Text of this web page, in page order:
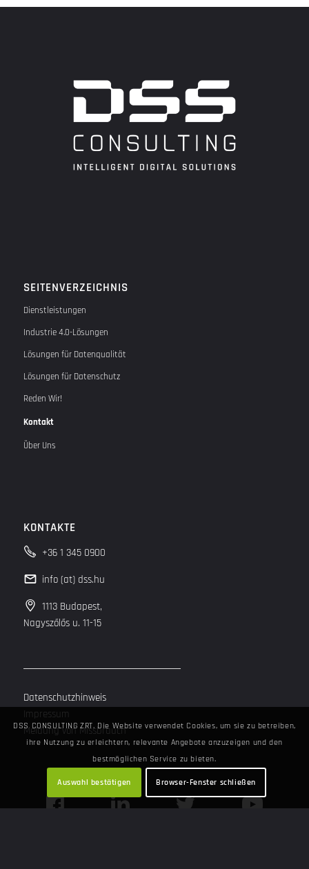
SEITENVERZEICHNIS
Dienstleistungen
Industrie 4.0-Lösungen
Lösungen für Datenqualität
Lösungen für Datenschutz
Reden Wir!
Kontakt
Über Uns
KONTAKTE
+36 1 345 0900
info (at) dss.hu
1113 Budapest,
Nagyszőlős u. 11-15
Datenschutzhinweis
Impressum
Meldung von Missbrauch
DSS CONSULTING ZRT. Die Website verwendet Cookies, um sie zu betreiben,
ihre Nutzung zu erleichtern, relevante Angebote anzuzeigen und den
bestmöglichen Service zu bieten.
Auswahl bestätigen Browser-Fenster schließen